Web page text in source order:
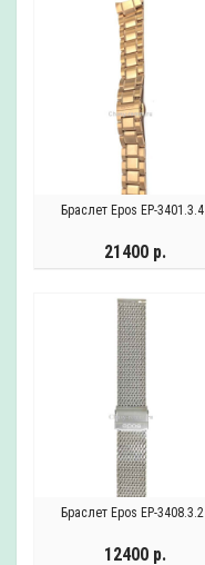
Браслет Epos EP-3401.3.4
21400 р.
Браслет Epos EP-3408.3.2
12400 р.